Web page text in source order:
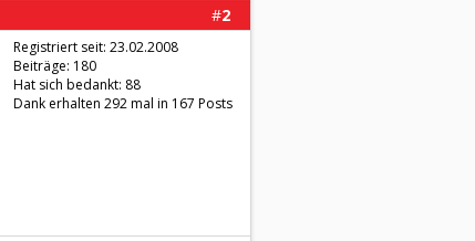
#2
Registriert seit: 23.02.2008
Beiträge: 180
Hat sich bedankt: 88
Dank erhalten 292 mal in 167 Posts